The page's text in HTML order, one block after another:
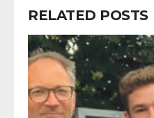
RELATED POSTS